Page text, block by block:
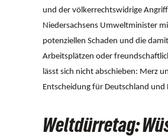
und der völkerrechtswidrige
Niedersachsens Umweltminister
potenziellen Schaden und die
Arbeitsplätzen oder
lässt sich nicht abschieben: Merz
Entscheidung für Deutschland und
Weltdürretag: